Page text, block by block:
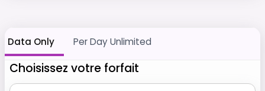
Data Only Per Day Unlimited
Choisissez votre forfait